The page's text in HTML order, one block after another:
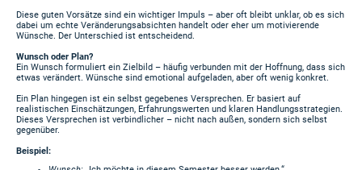
Diese guten Vorsätze sind ein wichtiger Impuls – aber oft bleibt unklar, ob es sich
dabei um echte Veränderungsabsichten handelt oder eher um motivierende
Wünsche. Der Unterschied ist entscheidend.
Wunsch oder Plan?
Ein Wunsch formuliert ein Zielbild – häufig verbunden mit der Hoffnung, dass sich
etwas verändert. Wünsche sind emotional aufgeladen, aber oft wenig konkret.
Ein Plan hingegen ist ein selbst gegebenes Versprechen. Er basiert auf
realistischen Einschätzungen, Erfahrungswerten und klaren Handlungsstrategien.
Dieses Versprechen ist verbindlicher – nicht nach außen, sondern sich selbst
gegenüber.
Beispiel: